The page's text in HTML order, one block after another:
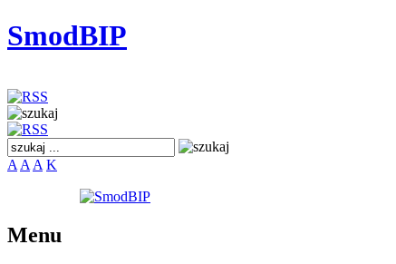
SmodBIP
A A A K
Menu